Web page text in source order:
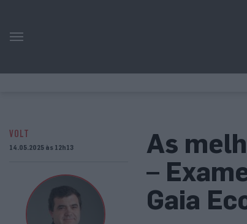
VOLT
14.05.2025 às 12h13
As
–
Gaia